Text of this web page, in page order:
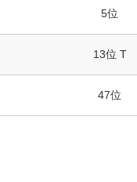
5位
13位 T
47位